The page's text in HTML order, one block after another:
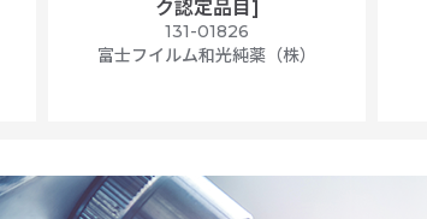
ク認定品目]
131-01826
富士フイルム和光純薬（株）